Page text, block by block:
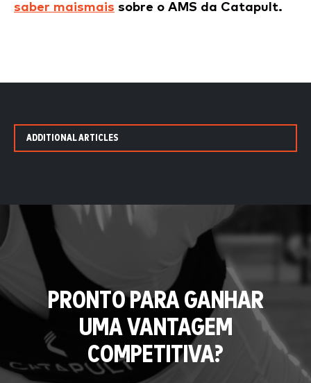
saber maismais sobre o AMS da Catapult.
ADDITIONAL ARTICLES
PRONTO PARA GANHAR
UMA VANTAGEM
COMPETITIVA?